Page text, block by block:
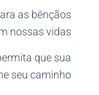
as bênçãos
nossas vidas.
que sua
seu caminho.